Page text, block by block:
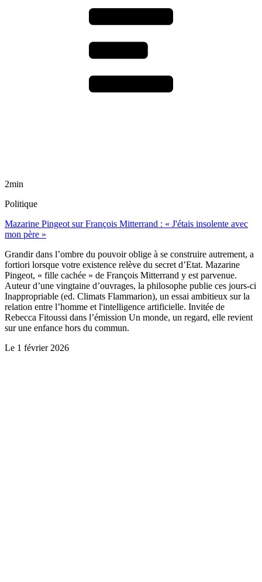
2min
Politique
Mazarine Pingeot sur François Mitterrand : « J'étais insolente avec
mon père »
Grandir dans l’ombre du pouvoir oblige à se construire autrement, a
fortiori lorsque votre existence relève du secret d’Etat. Mazarine
Pingeot, « fille cachée » de François Mitterrand y est parvenue.
Auteur d’une vingtaine d’ouvrages, la philosophe publie ces jours-ci
Inappropriable (ed. Climats Flammarion), un essai ambitieux sur la
relation entre l’homme et l'intelligence artificielle. Invitée de
Rebecca Fitoussi dans l’émission Un monde, un regard, elle revient
sur une enfance hors du commun.
Le 1 février 2026